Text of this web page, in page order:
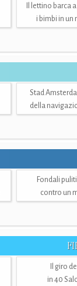
Il lettino barca
i bimbi in un
Stad
della
Fondali
contro un
Il giro
in 40